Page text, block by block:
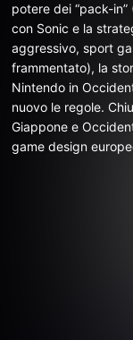
potere dei “pack-
con Sonic e la
aggressivo, sport
frammentato), la
Nintendo in
nuovo le regole.
Giappone e
game design